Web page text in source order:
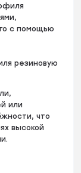
с помощью
резиновую
или
что
высокой